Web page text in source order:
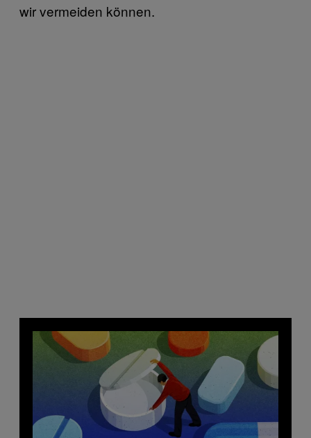
wir vermeiden können.